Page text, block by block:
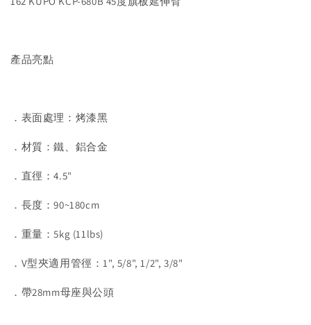
產品亮點
．表面處理：烤漆黑
．材質：鐵、鋁合金
．直徑：4.5"
．長度：90~180cm
．重量：5kg (11lbs)
．V型夾適用管徑：1", 5/8", 1/2", 3/8"
．帶28mm母座與公頭